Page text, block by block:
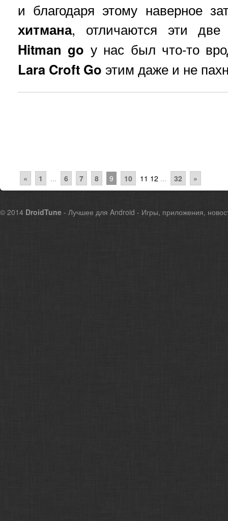
и благодаря этому наверное
хитмана, отличаются эти две
Hitman go у нас был что-то
Lara Croft Go этим даже и не
« 1 ... 6 7 8 9 10 11 12 ... 32 »
© 2014 DroidTune - Лучшее для Android - Игры, приложения,